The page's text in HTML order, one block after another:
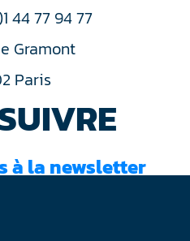
44 77 94 77
Gramont
Paris
à la newsletter